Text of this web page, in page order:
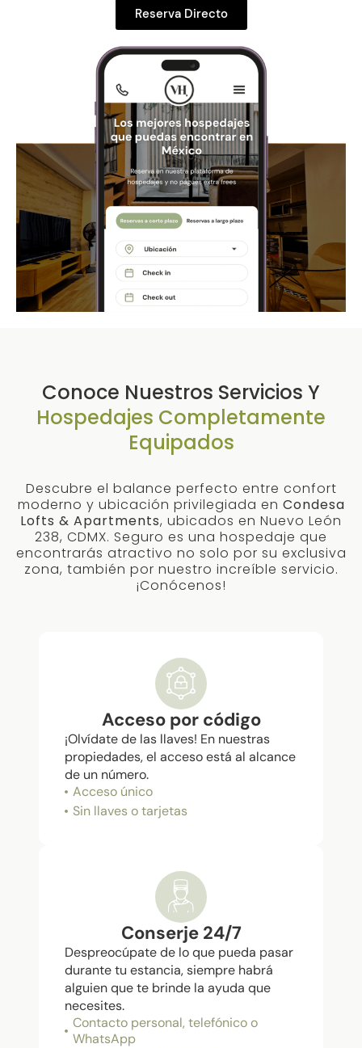
Reserva Directo
Conoce Nuestros Servicios Y
Hospedajes Completamente
Equipados
Descubre el balance perfecto entre confort
moderno y ubicación privilegiada en Condesa
Lofts & Apartments, ubicados en Nuevo León
238, CDMX. Seguro es una hospedaje que
encontrarás atractivo no solo por su exclusiva
zona, también por nuestro increíble servicio.
¡Conócenos!
Acceso por código
¡Olvídate de las llaves! En nuestras
propiedades, el acceso está al alcance
de un número.
Acceso único
Sin llaves o tarjetas
Conserje 24/7
Despreocúpate de lo que pueda pasar
durante tu estancia, siempre habrá
alguien que te brinde la ayuda que
necesites.
Contacto personal, telefónico o
WhatsApp